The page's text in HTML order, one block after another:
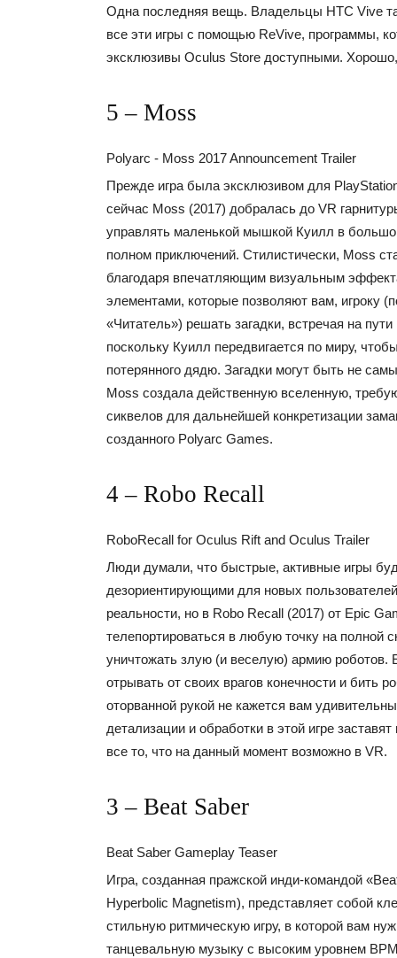
Одна последняя вещь. Владельцы HTC Vive
все эти игры с помощью ReVive, программы,
эксклюзивы Oculus Store доступными.
5 – Moss
Polyarc - Moss 2017 Announcement Trailer
Прежде игра была эксклюзивом для
сейчас Moss (2017) добралась до VR
управлять маленькой мышкой Куилл в
полном приключений. Стилистически, Moss
благодаря впечатляющим визуальным
элементами, которые позволяют вам, игроку
«Читатель») решать загадки, встречая на
поскольку Куилл передвигается по миру,
потерянного дядю. Загадки могут быть не
Moss создала действенную вселенную,
сиквелов для дальнейшей конкретизации
созданного Polyarc Games.
4 – Robo Recall
RoboRecall for Oculus Rift and Oculus Trailer
Люди думали, что быстрые, активные игры
дезориентирующими для новых
реальности, но в Robo Recall (2017) от Epic
телепортироваться в любую точку на полной
уничтожать злую (и веселую) армию роботов.
отрывать от своих врагов конечности и бить
оторванной рукой не кажется вам
детализации и обработки в этой игре
все то, что на данный момент возможно в VR.
3 – Beat Saber
Beat Saber Gameplay Teaser
Игра, созданная пражской инди-командой
Hyperbolic Magnetism), представляет собой
стильную ритмическую игру, в которой вам
танцевальную музыку с высоким уровнем